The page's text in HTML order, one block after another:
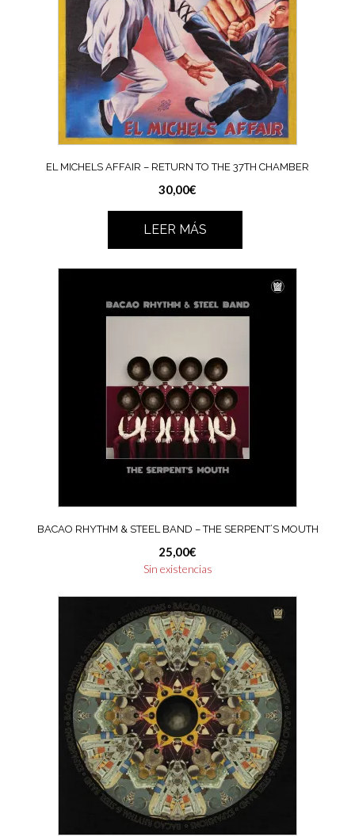
EL MICHELS AFFAIR – RETURN TO THE 37TH CHAMBER
30,00€
LEER MÁS
BACAO RHYTHM & STEEL BAND – THE SERPENT’S MOUTH
25,00€
Sin existencias